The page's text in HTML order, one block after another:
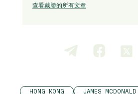
查看戴勝的所有文章
HONG KONG JAMES MCDONALD